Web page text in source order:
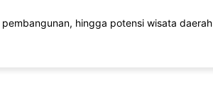
hingga potensi wisata daerah